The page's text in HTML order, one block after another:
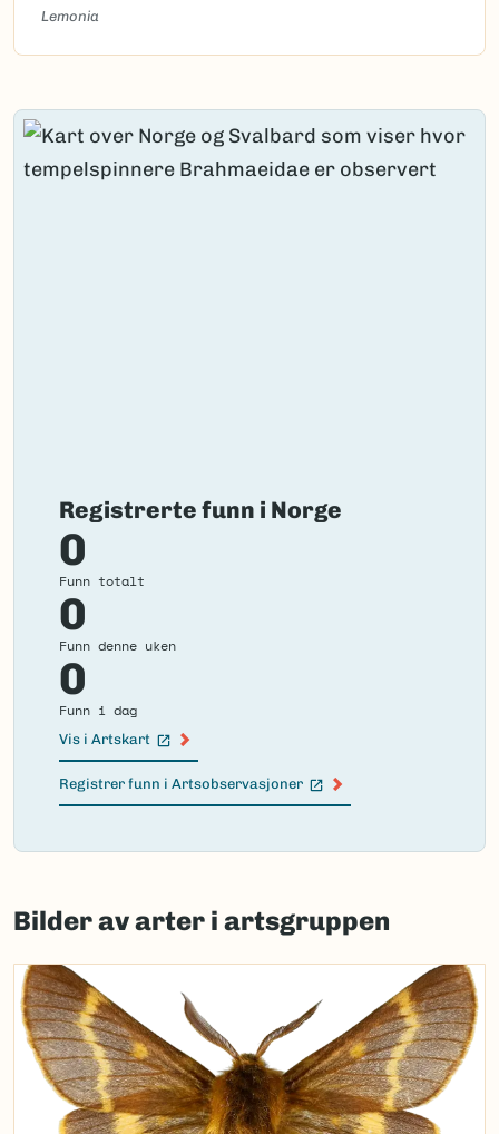
Lemonia
Registrerte funn i Norge
0
Funn totalt
0
Funn denne uken
0
Funn i dag
Vis i Artskart
(Ekstern lenke)
Registrer funn i Artsobservasjoner
(Ekstern lenke)
Failed
load
map.
Bilder av arter i artsgruppen